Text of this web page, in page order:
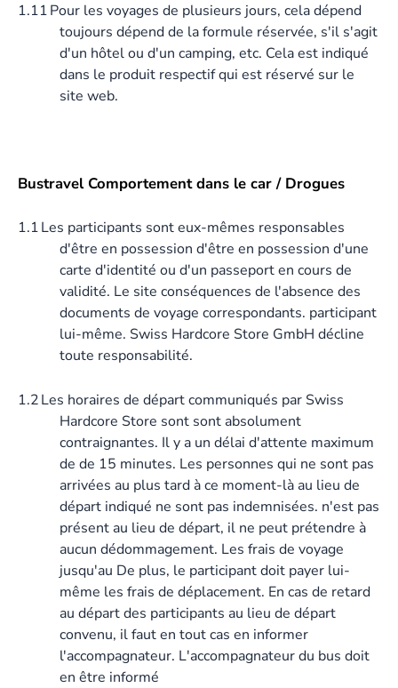
1.11Pour les voyages de plusieurs jours, cela dépend
toujours dépend de la formule réservée, s'il s'agit
d'un hôtel ou d'un camping, etc. Cela est indiqué
dans le produit respectif qui est réservé sur le
site web.
Bustravel Comportement dans le car / Drogues
1.1Les participants sont eux-mêmes responsables
d'être en possession d'être en possession d'une
carte d'identité ou d'un passeport en cours de
validité. Le site conséquences de l'absence des
documents de voyage correspondants. participant
lui-même. Swiss Hardcore Store GmbH décline
toute responsabilité.
1.2Les horaires de départ communiqués par Swiss
Hardcore Store sont sont absolument
contraignantes. Il y a un délai d'attente maximum
de de 15 minutes. Les personnes qui ne sont pas
arrivées au plus tard à ce moment-là au lieu de
départ indiqué ne sont pas indemnisées. n'est pas
présent au lieu de départ, il ne peut prétendre à
aucun dédommagement. Les frais de voyage
jusqu'au De plus, le participant doit payer lui-
même les frais de déplacement. En cas de retard
au départ des participants au lieu de départ
convenu, il faut en tout cas en informer
l'accompagnateur. L'accompagnateur du bus doit
en être informé